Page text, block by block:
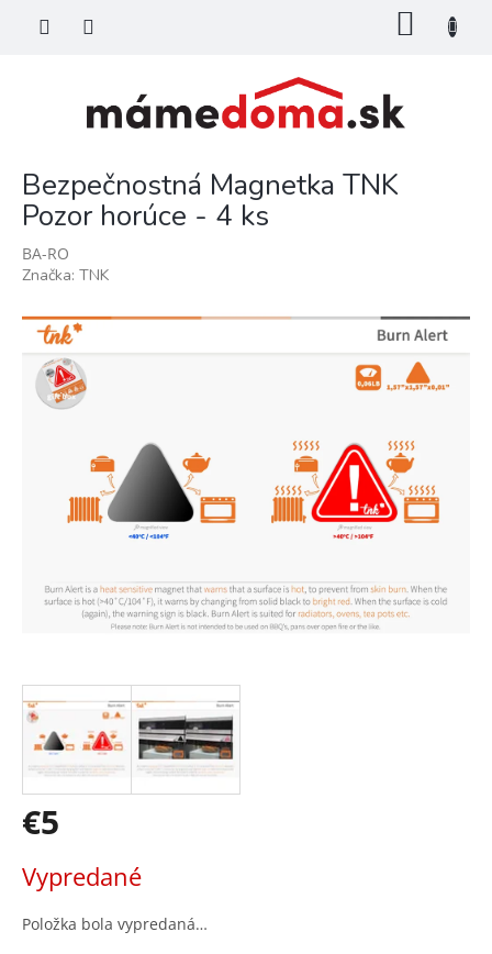
Bezpečnostná Magnetka TNK
Pozor horúce - 4 ks
BA-RO
Značka: TNK
€5
cena:
Vypredané
Položka bola vypredaná…